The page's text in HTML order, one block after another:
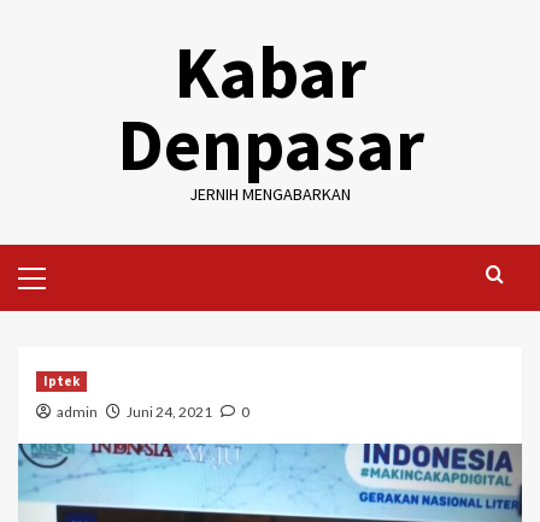
Kabar
Denpasar
JERNIH MENGABARKAN
Menu
Iptek
admin Juni 24, 2021 0